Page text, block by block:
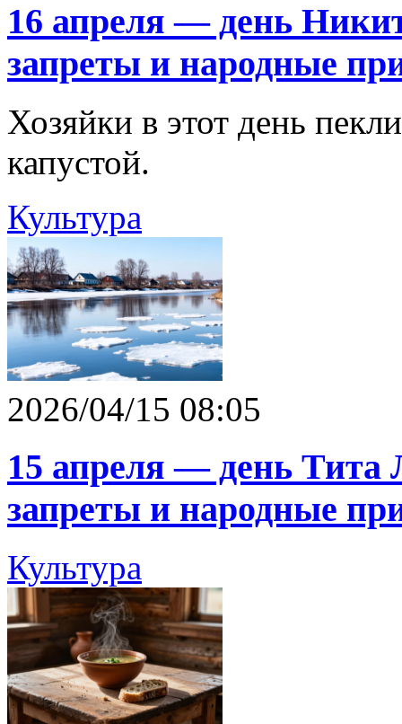
16 апреля — день
запреты и народные
Хозяйки в этот день
капустой.
Культура
2026/04/15 08:05
15 апреля — день Тита
запреты и народные
Культура